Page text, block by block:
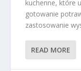
kuchenne, które
gotowanie
zastosowanie
READ MORE